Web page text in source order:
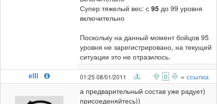
Супер тяжелый вес: с 95 до 99 уровня
включительно
Поскольку на данный момент бойцов 95
уровня не зарегистрировано, на текущей
ситуации это не отразилось.
elll
01:25 08/01/2011 0 » ссылка
а предварительный состав уже радует)
присоеденяйтесь))